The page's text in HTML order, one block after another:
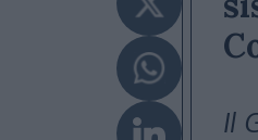
Il